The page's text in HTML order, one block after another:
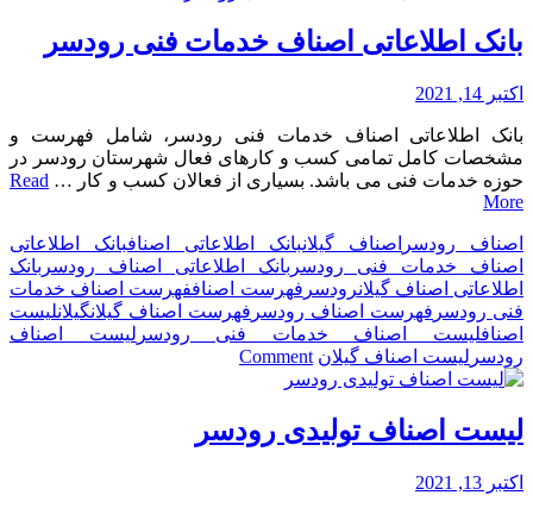
خدماتی
رودسر
بانک اطلاعاتی اصناف خدمات فنی رودسر
اکتبر 14, 2021
بانک اطلاعاتی اصناف خدمات فنی رودسر، شامل فهرست و
مشخصات کامل تمامی کسب و کارهای فعال شهرستان رودسر در
حوزه خدمات فنی می باشد. بسیاری از فعالان کسب و کار … Read
More
اصناف رودسر اصناف گیلانبانک اطلاعاتی اصنافبانک اطلاعاتی
اصناف خدمات فنی رودسر بانک اطلاعاتی اصناف رودسر بانک
اطلاعاتی اصناف گیلانرودسر فهرست اصناففهرست اصناف خدمات
فنی رودسر فهرست اصناف رودسر فهرست اصناف گیلانگیلانلیست
اصنافلیست اصناف خدمات فنی رودسر لیست اصناف
رودسر لیست اصناف گیلان Comment
on
خدمات
لیست اصناف تولیدی رودسر
اکتبر 13, 2021